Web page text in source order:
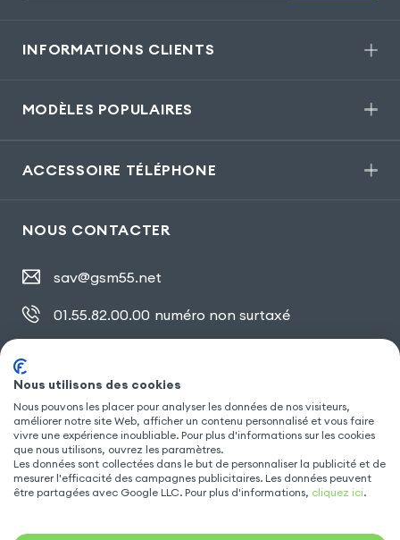
INFORMATIONS CLIENTS
MODÈLES POPULAIRES
ACCESSOIRE TÉLÉPHONE
NOUS CONTACTER
sav@gsm55.net
01.55.82.00.00 numéro non surtaxé
SUIVEZ NOUS
Nous utilisons des cookies
Nous pouvons les placer pour analyser les données de nos visiteurs,
améliorer notre site Web, afficher un contenu personnalisé et vous faire
vivre une expérience inoubliable. Pour plus d'informations sur les cookies
que nous utilisons, ouvrez les paramètres.
Les données sont collectées dans le but de personnaliser la publicité et de
mesurer l'efficacité des campagnes publicitaires. Les données peuvent
être partagées avec Google LLC. Pour plus d'informations, cliquez ici.